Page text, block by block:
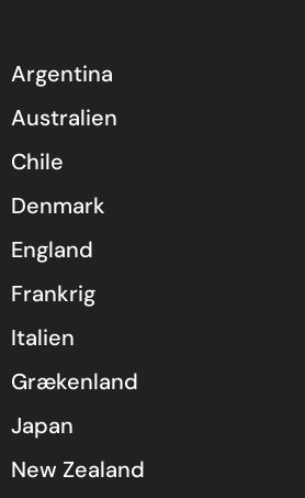
Argentina
Australien
Chile
Denmark
England
Frankrig
Italien
Grækenland
Japan
New Zealand